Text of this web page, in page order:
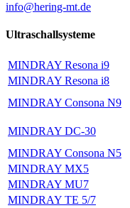
info@hering-mt.de
Ultraschallsysteme
MINDRAY Resona i9
MINDRAY Resona i8
MINDRAY Consona N9
MINDRAY DC-30
MINDRAY Consona N5
MINDRAY MX5
MINDRAY MU7
MINDRAY TE 5/7